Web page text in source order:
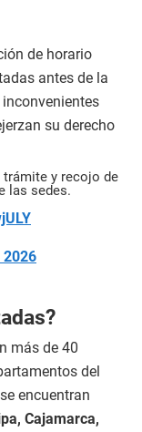
de horario
antes de la
su derecho
trámite y recojo de
las sedes.
2026
más de 40
del
encuentran
Cajamarca,